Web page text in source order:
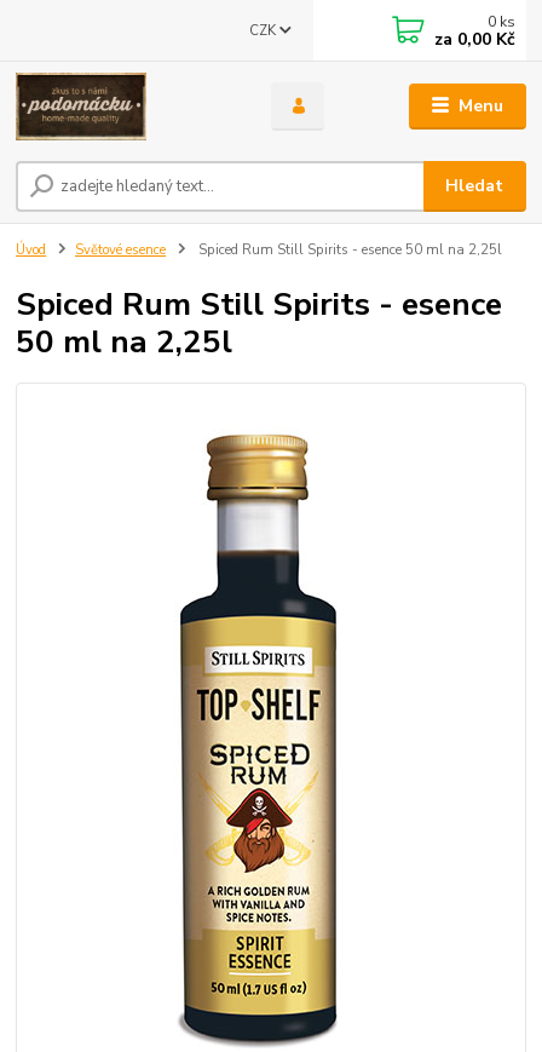
Menu
CZK
Hledat
0 ks
za 0,00 Kč
Úvod Světové esence Spiced Rum Still Spirits - esence 50 ml na 2,25l
Spiced Rum Still Spirits - esence
50 ml na 2,25l